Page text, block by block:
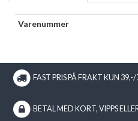
Varenummer
FAST PRIS PÅ FRAKT KUN 39,-/
BETAL MED KORT, VIPPS